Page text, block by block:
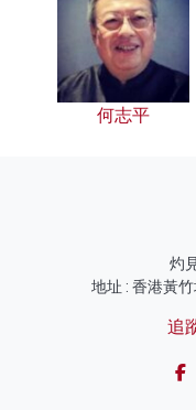
何志平
灼
地址 : 香港黃
追